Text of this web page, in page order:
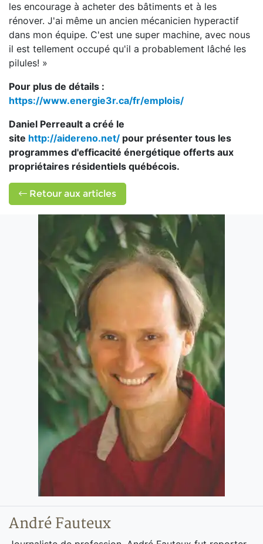
les encourage à acheter des bâtiments et à les
rénover. J'ai même un ancien mécanicien hyperactif
dans mon équipe. C'est une super machine, avec nous
il est tellement occupé qu'il a probablement lâché les
pilules! »
Pour plus de détails :
https://www.energie3r.ca/fr/emplois/
Daniel Perreault a créé le
site http://aidereno.net/ pour présenter tous les
programmes d'efficacité énergétique offerts aux
propriétaires résidentiels québécois.
Retour aux articles
André Fauteux